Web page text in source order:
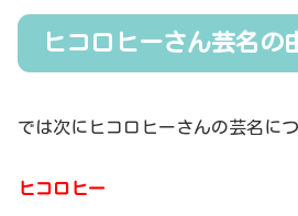
ヒコロヒーさん芸名の
では次にヒコロヒーさんの芸名につ
ヒコロヒー